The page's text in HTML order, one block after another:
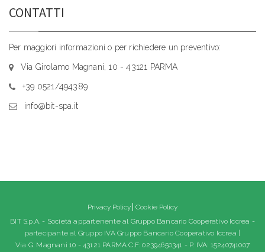
CONTATTI
Per maggiori informazioni o per richiedere un preventivo:
Via Girolamo Magnani, 10 - 43121 PARMA
+39 0521/494389
info@bit-spa.it
Privacy Policy Cookie Policy
BIT S.p.A. - Società appartenente al Gruppo Bancario Cooperativo Iccrea -
partecipante al Gruppo IVA Gruppo Bancario Cooperativo Iccrea |
Via G. Magnani 10 - 43121 PARMA C.F: 02394650341 - P. IVA: 15240741007